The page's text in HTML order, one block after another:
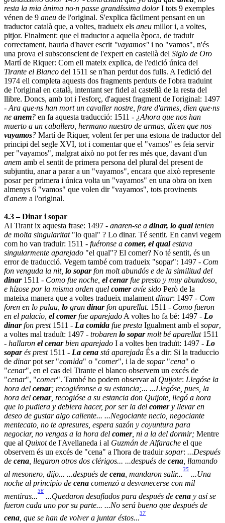
resta la mia ànima no·n passe grandíssima dolorI tots 9 exemples
vénen de 9 aneu de l'original. S'explica fàcilment pensant en un
traductor català que, a voltes, tradueix els aneu millor i, a voltes,
pitjor. Finalment: que el traductor a aquella època, de traduir
correctament, hauria d'haver escrit "vayamos" i no "vamos", n'és
una prova el subsconscient de l'expert en castellà del Siglo de Oro
Martí de Riquer: Com ell mateix explica, de l'edició única del
Tirante el Blanco del 1511 se n'han perdut dos fulls. A l'edició del
1974 ell completa aquests dos fragments perduts de l'obra traduint
de l'original en català, intentant ser fidel al castellà de la resta del
llibre. Doncs, amb tot i l'esforç, d'aquest fragment de l'original: 1497
- Ara que·ns han mort un cavaller nostre, frare d'armes, dien que·ns
ne anem? en fa aquesta traducció: 1511 - ¿Ahora que nos han
muerto a un caballero, hermano nuestro de armas, dicen que nos
vayamos? Martí de Riquer, volent fer per una estona de traductor del
principi del segle XVI, tot i comentar que el "vamos" es feia servir
per "vayamos", malgrat això no pot fer res més que, davant d'un
anem amb el sentit de primera persona del plural del present de
subjuntiu, anar a parar a un "vayamos", encara que això represente
posar per primera i única volta un "vayamos" en una obra on ixen
almenys 6 "vamos" que volen dir "vayamos", tots provinents
d'anem a l'original.
4.3 – Dinar i sopar
Al Tirant ix aquesta frase: 1497 - anaren-se a dinar, lo qualtenien
de molta singularitat"lo qual" ? Lo dinar. Té sentit. En canvi vegem
com ho van traduir: 1511 - fuéronse a comer, el qualestava
singularmente aparejado "el qual"? El comer? No té sentit, és un
error de traducció. Vegem també com tradueix "sopar": 1497 - Com
fon venguda la nit, lo soparfon molt abundós e de la similitud del
dinar1511 - Como fue noche, el cenarfue presto y muy abundoso,
e hízose por la misma orden quel comeravíe sido Però de la
mateixa manera que a voltes tradueix malament dinar: 1497 - Com
foren en lo palau, lo gran dinarfon aparellat. 1511 - Como fueron
en el palacio, el comerfue aparejado A voltes ho fa bé: 1497 - Lo
dinarfon prest1511 - La comida fue presta Igualment amb el sopar,
a voltes mal traduït: 1497 - trobaren lo soparmolt bé aparellat1511
- hallaron el cenarbien aparejado I a voltes ben traduït: 1497 - Lo
soparés prest1511 - La cena stá aparejada És a dir: Si la traduccio
de dinarpot ser "comida" o "comer", i la de sopar"cena" o
"cenar", en el cas del Tirante el blanco observem un excés de
"cenar", "comer". També ho podem observar al Quijote: Llegóse la
hora del cenar; recogiéronse a su estancia;... ...Llegóse, pues, la
hora del cenar, recogióse a su estancia don Quijote, llegó a hora
que lo pudiera y debiera hacer, por ser la del comery llevar en
deseo de gustar algo caliente... ...Negociante necio, negociante
mentecato, no te apresures, espera sazón y coyuntura para
negociar, no vengas a la hora del comer, ni a la del dormir; Mentre
que al Quixotde l'Avellaneda i al Guzmán de Alfarache el que
observem és un excés de "cena" a l'hora de traduirsopar: ...Después
de cena , llegaron otros dos clérigos... ...después de cena , llamando
al mesonero, dijo... ...después de cena , mandaron salir...
35
...Una
noche al principio de cena comenzó a desvanecerse con mil
mentiras...
36
...Quedaron desafiados para después de cena y así se
fueron cada uno por su parte... ...No será bueno que después de
cena, que se han de volver a juntar éstos...
37